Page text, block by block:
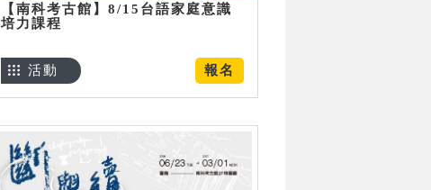
【南科考古館】8/15台語家庭意識
培力課程
報名
活動